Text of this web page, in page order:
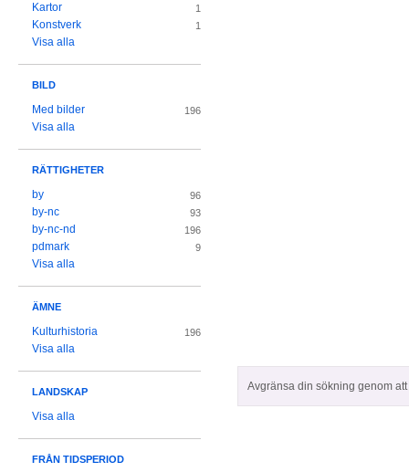
Avgränsa din sökning genom
Kartor 1
Konstverk 1
Visa alla
BILD
Med bilder 196
Visa alla
RÄTTIGHETER
by 96
by-nc 93
by-nc-nd 196
pdmark 9
Visa alla
ÄMNE
Kulturhistoria 196
Visa alla
LANDSKAP
Visa alla
FRÅN TIDSPERIOD